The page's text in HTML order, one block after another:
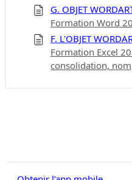
G. OBJET
Formation Word
F. L'OBJET
Formation Excel
consolidation,